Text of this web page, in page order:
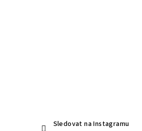
Sledovat na Instagramu